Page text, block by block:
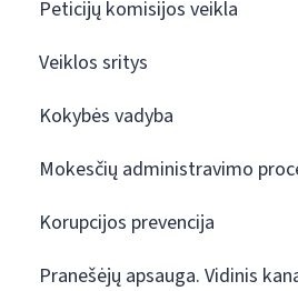
Peticijų komisijos veikla
Veiklos sritys
Kokybės vadyba
Mokesčių administravimo
Korupcijos prevencija
Pranešėjų apsauga. Vidinis